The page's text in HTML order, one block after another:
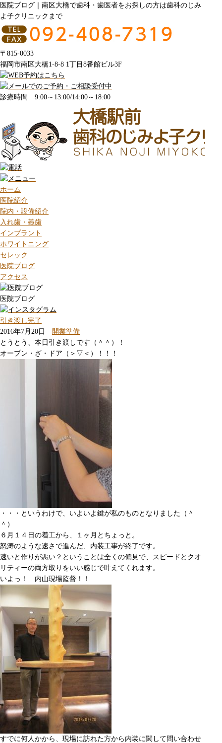
医院ブログ｜南区大橋で歯科・歯医者をお探しの方は歯科のじみ
よ子クリニックまで
〒815-0033
福岡市南区大橋1-8-8 1丁目8番館ビル3F
診療時間 9:00～13:00/14:00～18:00
ホーム
医院紹介
院内・設備紹介
入れ歯・義歯
インプラント
ホワイトニング
セレック
医院ブログ
アクセス
医院ブログ
引き渡し完了
2016年7月20日 開業準備
とうとう、本日引き渡しです（＾＾）！
オープン・ざ・ドア（＞▽＜）！！！
・・・というわけで、いよいよ鍵が私のものとなりました（＾
＾）
６月１４日の着工から、１ヶ月とちょっと。
怒涛のような速さで進んだ、内装工事が終了です。
速いと作りが悪い？ということは全くの偏見で、スピードとクオ
リティーの両方取りをいい感じで叶えてくれます。
いよっ！ 内山現場監督！！
すでに何人かから、現場に訪れた方から内装に関して問い合わせ